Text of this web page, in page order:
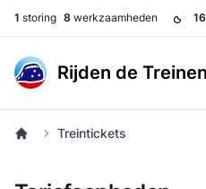
1 storing 8 werkzaamheden 16
Rijden de Treinen
Treintickets